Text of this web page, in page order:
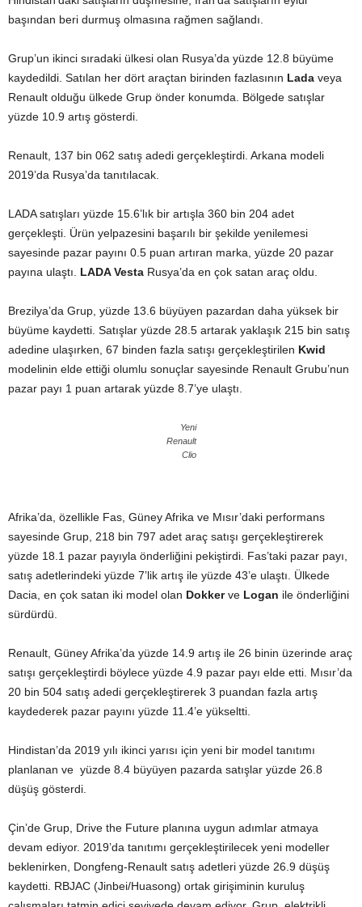
başından beri durmuş olmasına rağmen sağlandı.
Grup’un ikinci sıradaki ülkesi olan Rusya’da yüzde 12.8 büyüme
kaydedildi. Satılan her dört araçtan birinden fazlasının Lada veya
Renault olduğu ülkede Grup önder konumda. Bölgede satışlar
yüzde 10.9 artış gösterdi.
Renault, 137 bin 062 satış adedi gerçekleştirdi. Arkana modeli
2019’da Rusya’da tanıtılacak.
LADA satışları yüzde 15.6’lık bir artışla 360 bin 204 adet
gerçekleşti. Ürün yelpazesini başarılı bir şekilde yenilemesi
sayesinde pazar payını 0.5 puan artıran marka, yüzde 20 pazar
payına ulaştı. LADA Vesta Rusya’da en çok satan araç oldu.
Brezilya’da Grup, yüzde 13.6 büyüyen pazardan daha yüksek bir
büyüme kaydetti. Satışlar yüzde 28.5 artarak yaklaşık 215 bin satış
adedine ulaşırken, 67 binden fazla satışı gerçekleştirilen Kwid
modelinin elde ettiği olumlu sonuçlar sayesinde Renault Grubu’nun
pazar payı 1 puan artarak yüzde 8.7’ye ulaştı.
Yeni
Renault
Clio
Afrika’da, özellikle Fas, Güney Afrika ve Mısır’daki performans
sayesinde Grup, 218 bin 797 adet araç satışı gerçekleştirerek
yüzde 18.1 pazar payıyla önderliğini pekiştirdi. Fas’taki pazar payı,
satış adetlerindeki yüzde 7’lik artış ile yüzde 43’e ulaştı. Ülkede
Dacia, en çok satan iki model olan Dokkerve Logan ile önderliğini
sürdürdü.
Renault, Güney Afrika’da yüzde 14.9 artış ile 26 binin üzerinde araç
satışı gerçekleştirdi böylece yüzde 4.9 pazar payı elde etti. Mısır’da
20 bin 504 satış adedi gerçekleştirerek 3 puandan fazla artış
kaydederek pazar payını yüzde 11.4’e yükseltti.
Hindistan’da 2019 yılı ikinci yarısı için yeni bir model tanıtımı
planlanan ve yüzde 8.4 büyüyen pazarda satışlar yüzde 26.8
düşüş gösterdi.
Çin’de Grup, Drive the Future planına uygun adımlar atmaya
devam ediyor. 2019’da tanıtımı gerçekleştirilecek yeni modeller
beklenirken, Dongfeng-Renault satış adetleri yüzde 26.9 düşüş
kaydetti. RBJAC (Jinbei/Huasong) ortak girişiminin kuruluş